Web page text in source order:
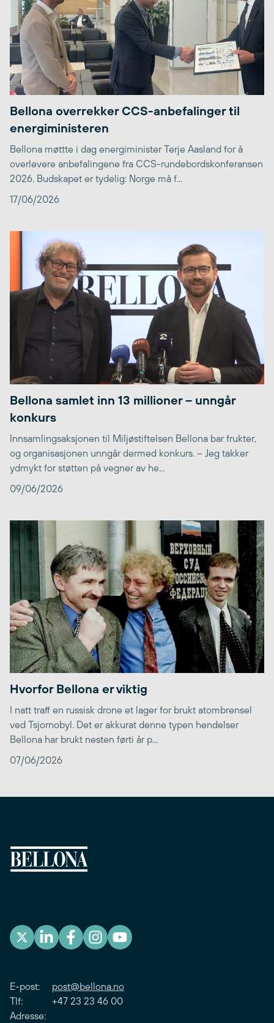
Bellona overrekker CCS-anbefalinger til
energiministeren
Bellona møttte i dag energiminister Terje Aasland for å
overlevere anbefalingene fra CCS-rundebordskonferansen
2026. Budskapet er tydelig: Norge må f...
17/06/2026
Bellona samlet inn 13 millioner – unngår
konkurs
Innsamlingsaksjonen til Miljøstiftelsen Bellona bar frukter,
og organisasjonen unngår dermed konkurs. – Jeg takker
ydmykt for støtten på vegner av he...
09/06/2026
Hvorfor Bellona er viktig
I natt traff en russisk drone et lager for brukt atombrensel
ved Tsjornobyl. Det er akkurat denne typen hendelser
Bellona har brukt nesten førti år p...
07/06/2026
E-post: post@bellona.no
Tlf: +47 23 23 46 00
Adresse: